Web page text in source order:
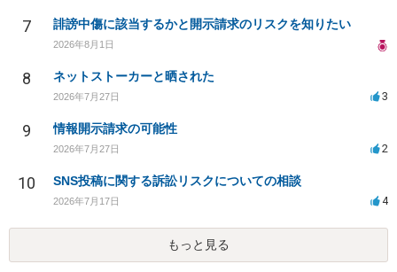
7 誹謗中傷に該当するかと開示請求のリスクを知りたい
2026年8月1日
8 ネットストーカーと晒された
2026年7月27日 3
9 情報開示請求の可能性
2026年7月27日 2
10 SNS投稿に関する訴訟リスクについての相談
2026年7月17日 4
もっと見る